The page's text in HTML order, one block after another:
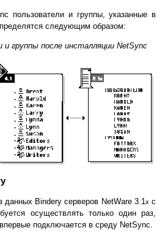
пользователи и группы, указанные в
следующим образом:
и группы после инсталляции NetSync
Bindery серверов NetWare 3.1x с
осуществлять только один раз,
впервые подключается в среду NetSync.